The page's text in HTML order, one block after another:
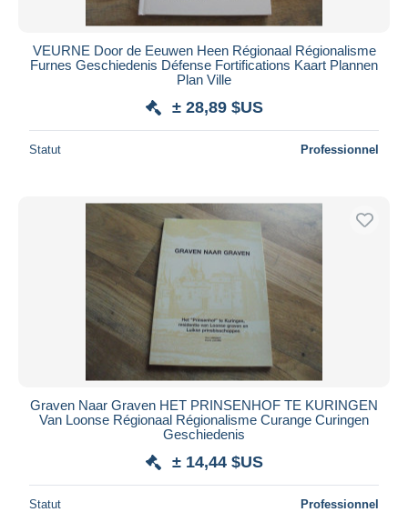
VEURNE Door de Eeuwen Heen Régionaal Régionalisme
Furnes Geschiedenis Défense Fortifications Kaart Plannen
Plan Ville
± 28,89 $US
Statut Professionnel
Graven Naar Graven HET PRINSENHOF TE KURINGEN
Van Loonse Régionaal Régionalisme Curange Curingen
Geschiedenis
± 14,44 $US
Statut Professionnel